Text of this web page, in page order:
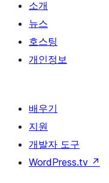
소개
뉴스
호스팅
개인정보
배우기
지원
개발자 도구
WordPress.tv ↗